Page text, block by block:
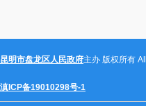
昆明市盘龙区人民政府主办 版权所有
滇ICP备19010298号-1